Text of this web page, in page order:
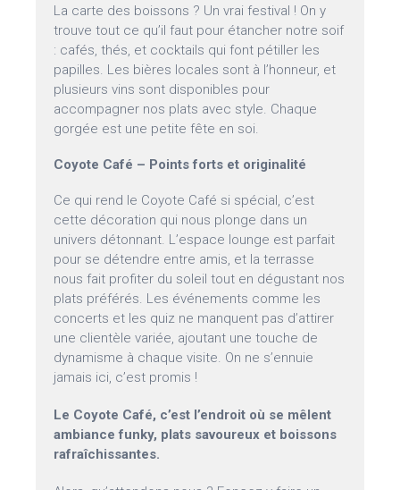
La carte des boissons ? Un vrai festival ! On y
trouve tout ce qu’il faut pour étancher notre soif
: cafés, thés, et cocktails qui font pétiller les
papilles. Les bières locales sont à l’honneur, et
plusieurs vins sont disponibles pour
accompagner nos plats avec style. Chaque
gorgée est une petite fête en soi.
Coyote Café – Points forts et originalité
Ce qui rend le Coyote Café si spécial, c’est
cette décoration qui nous plonge dans un
univers détonnant. L’espace lounge est parfait
pour se détendre entre amis, et la terrasse
nous fait profiter du soleil tout en dégustant nos
plats préférés. Les événements comme les
concerts et les quiz ne manquent pas d’attirer
une clientèle variée, ajoutant une touche de
dynamisme à chaque visite. On ne s’ennuie
jamais ici, c’est promis !
Le Coyote Café, c’est l’endroit où se mêlent
ambiance funky, plats savoureux et boissons
rafraîchissantes.